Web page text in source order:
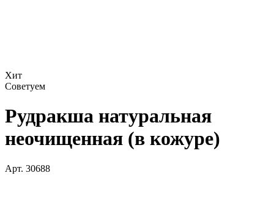
Хит
Советуем
Рудракша натуральная
неочищенная (в кожуре)
Арт. 30688